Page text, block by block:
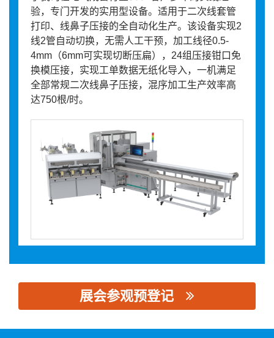
验，专门开发的实用型设备。适用于二次线套管
打印、线鼻子压接的全自动化生产。该设备实现2
线2管自动切换，无需人工干预，加工线径0.5-
4mm（6mm可实现切断压扁），24组压接钳口免
换模压接，实现工单数据无纸化导入，一机满足
全部常规二次线鼻子压接，混序加工生产效率高
达750根/时。
展会参观预登记